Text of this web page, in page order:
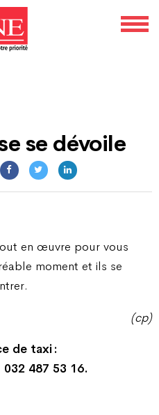
se dévoile
en œuvre pour vous
moment et ils se
(cp)
de taxi :
487 53 16.